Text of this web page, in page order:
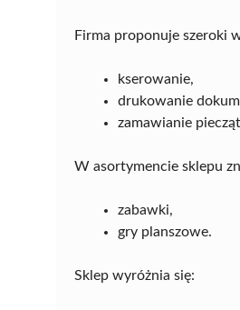
Firma proponuje szeroki
kserowanie,
drukowanie
zamawianie
W asortymencie sklepu
zabawki,
gry planszowe.
Sklep wyróżnia się: